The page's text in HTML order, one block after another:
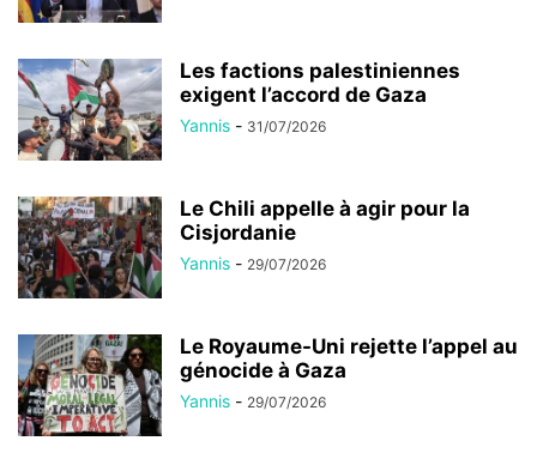
Les factions palestiniennes
exigent l’accord de Gaza
Yannis - 31/07/2026
Le Chili appelle à agir pour la
Cisjordanie
Yannis - 29/07/2026
Le Royaume-Uni rejette l’appel au
génocide à Gaza
Yannis - 29/07/2026